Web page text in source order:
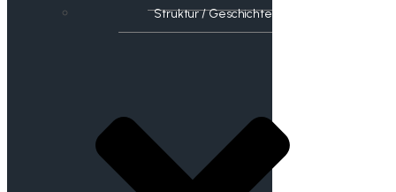
Struktur / Geschichte